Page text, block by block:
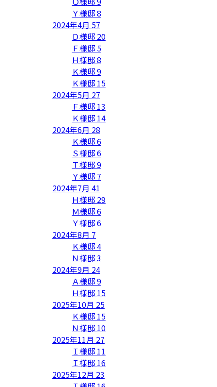
Ｙ様邸8
2024年4月 57
Ｄ様邸 20
Ｆ様邸 5
Ｈ様邸8
Ｋ様邸9
Ｋ様邸 15
2024年5月 27
Ｆ様邸 13
Ｋ様邸 14
2024年6月 28
Ｋ様邸6
Ｓ様邸6
Ｔ様邸9
Ｙ様邸 7
2024年7月 41
Ｈ様邸 29
Ｍ様邸6
Ｙ様邸6
2024年8月 7
Ｋ様邸4
Ｎ様邸3
2024年9月 24
Ａ様邸9
Ｈ様邸 15
2025年10月 25
Ｋ様邸 15
Ｎ様邸 10
2025年11月 27
Ｉ様邸 11
Ｉ様邸 16
2025年12月 23